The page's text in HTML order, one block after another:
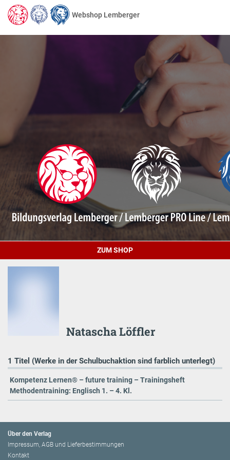
Webshop Lemberger
ZUM SHOP
Natascha Löffler
1 Titel (Werke in der Schulbuchaktion sind farblich unterlegt)
Kompetenz Lernen® – future training – Trainingsheft
Methodentraining: Englisch 1. – 4. Kl.
Über den Verlag
Impressum, AGB und Lieferbestimmungen
Kontakt